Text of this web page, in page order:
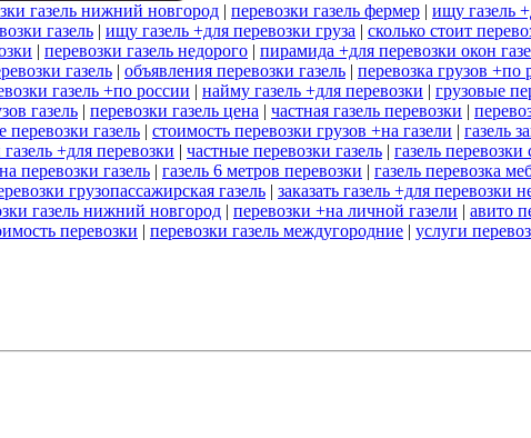
газель нижний новгород | перевозки газель фермер | ищу газель
газель | ищу газель +для перевозки груза | сколько стоит
| перевозки газель недорого | пирамида +для перевозки окон
газель | объявления перевозки газель | перевозка грузов +по
газель +по россии | найму газель +для перевозки | грузовые
газель | перевозки газель цена | частная газель перевозки |
перевозки газель | стоимость перевозки грузов +на газели | газель
+для перевозки | частные перевозки газель | газель перевозки
перевозки газель | газель 6 метров перевозки | газель перевозка
грузопассажирская газель | заказать газель +для перевозки
газель нижний новгород | перевозки +на личной газели | авито
перевозки | перевозки газель междугородние | услуги